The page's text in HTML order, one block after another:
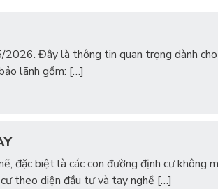
Đây là thông tin quan trọng dành cho
lãnh gồm: […]
đặc biệt là các con đường định cư không
theo diện đầu tư và tay nghề […]